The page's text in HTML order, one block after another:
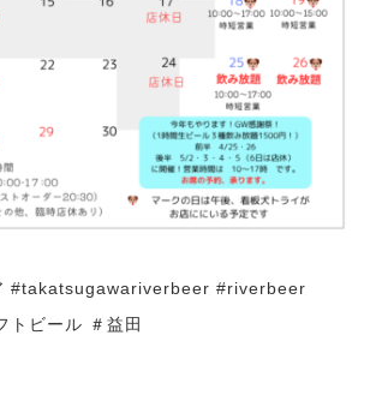
#takatsugawariverbeer #riverbeer
ビール ＃益田